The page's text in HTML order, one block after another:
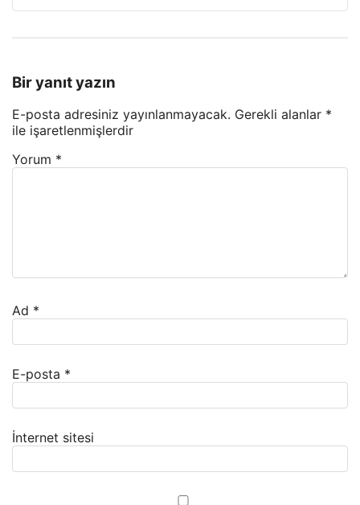
Bir yanıt yazın
E-posta adresiniz yayınlanmayacak. Gerekli alanlar *
ile işaretlenmişlerdir
Yorum *
Ad *
E-posta *
İnternet sitesi